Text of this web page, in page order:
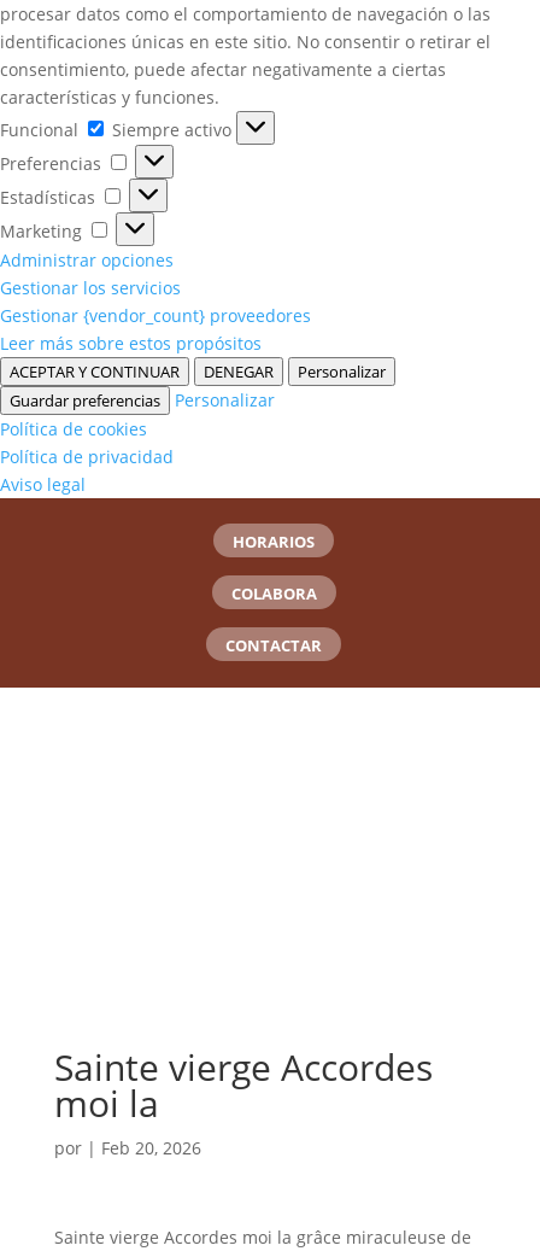
procesar datos como el comportamiento de navegación o las
identificaciones únicas en este sitio. No consentir o retirar el
consentimiento, puede afectar negativamente a ciertas
características y funciones.
Funcional
Funcional
Siempre activo
Preferencias
Preferencias
Estadísticas
Estadísticas
Marketing
Marketing
Administrar opciones
Gestionar los servicios
Gestionar {vendor_count} proveedores
Leer más sobre estos propósitos
ACEPTAR Y CONTINUAR DENEGAR
Personalizar
Guardar preferencias
Personalizar
Política de cookies
Política de privacidad
Aviso legal
HORARIOS
COLABORA
CONTACTAR
Sainte vierge Accordes
moi la
por | Feb 20, 2026
Sainte vierge Accordes moi la grâce miraculeuse de